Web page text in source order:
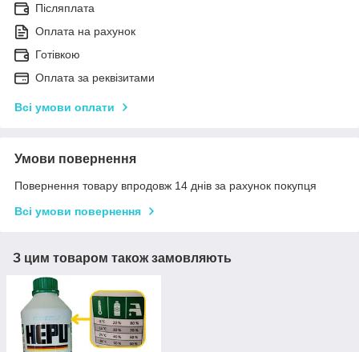
Післяплата
Оплата на рахунок
Готівкою
Оплата за реквізитами
Всі умови оплати
Умови повернення
Повернення товару впродовж 14 днів за рахунок покупця
Всі умови повернення
З цим товаром також замовляють